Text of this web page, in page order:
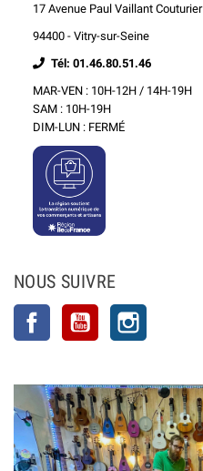
17 Avenue Paul Vaillant Couturier
94400 - Vitry-sur-Seine
Tél: 01.46.80.51.46
MAR-VEN : 10H-12H / 14H-19H
SAM : 10H-19H
DIM-LUN : FERMÉ
NOUS SUIVRE
Facebook YouTube